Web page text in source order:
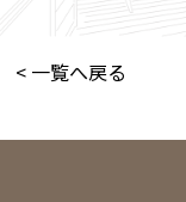
< 一覧へ戻る